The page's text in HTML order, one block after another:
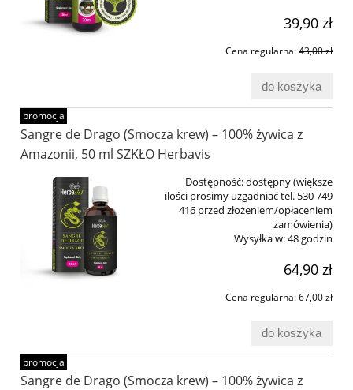
39,90 zł
Cena regularna:43,00 zł
do koszyka
Sangre de Drago (Smocza krew) – 100% żywica z
Amazonii, 50 ml SZKŁO Herbavis
Dostępność:dostępny (większe
ilości prosimy uzgadniać tel. 530 749
416 przed złożeniem/opłaceniem
zamówienia)
Wysyłka w:48 godzin
64,90 zł
Cena regularna:67,00 zł
do koszyka
promocja
Sangre de Drago (Smocza krew) – 100% żywica z
promocja